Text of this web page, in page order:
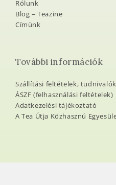
Blog – Teazine
Címünk
ÁSZF (felhasználási feltételek)
Adatkezelési tájékoztató
A Tea Útja Közhasznú Egyesület